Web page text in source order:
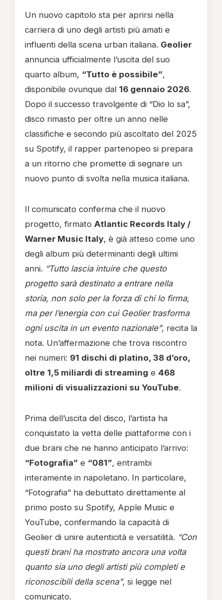
Un nuovo capitolo sta per aprirsi nella
carriera di uno degli artisti più amati e
influenti della scena urban italiana. Geolier
annuncia ufficialmente l’uscita del suo
quarto album, “Tutto è possibile”,
disponibile ovunque dal 16 gennaio 2026.
Dopo il successo travolgente di “Dio lo sa”,
disco rimasto per oltre un anno nelle
classifiche e secondo più ascoltato del 2025
su Spotify, il rapper partenopeo si prepara
a un ritorno che promette di segnare un
nuovo punto di svolta nella musica italiana.
Il comunicato conferma che il nuovo
progetto, firmato Atlantic Records Italy /
Warner Music Italy, è già atteso come uno
degli album più determinanti degli ultimi
anni. “Tutto lascia intuire che questo
progetto sarà destinato a entrare nella
storia, non solo per la forza di chi lo firma,
ma per l’energia con cui Geolier trasforma
ogni uscita in un evento nazionale”, recita la
nota. Un’affermazione che trova riscontro
nei numeri: 91 dischi di platino, 38 d’oro,
oltre 1,5 miliardi di streaming e 468
milioni di visualizzazioni su YouTube.
Prima dell’uscita del disco, l’artista ha
conquistato la vetta delle piattaforme con i
due brani che ne hanno anticipato l’arrivo:
“Fotografia” e “081”, entrambi
interamente in napoletano. In particolare,
“Fotografia” ha debuttato direttamente al
primo posto su Spotify, Apple Music e
YouTube, confermando la capacità di
Geolier di unire autenticità e versatilità. “Con
questi brani ha mostrato ancora una volta
quanto sia uno degli artisti più completi e
riconoscibili della scena”, si legge nel
comunicato.